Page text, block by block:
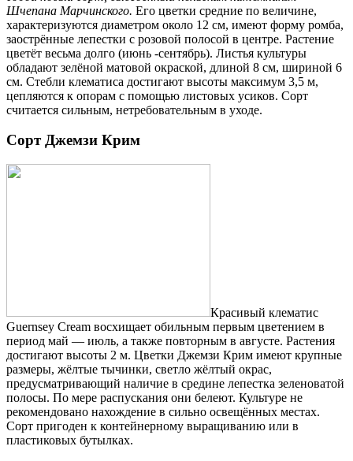
Шчепана Марчинского. Его цветки средние по величине,
характеризуются диаметром около 12 см, имеют форму ромба,
заострённые лепестки с розовой полосой в центре. Растение
цветёт весьма долго (июнь -сентябрь). Листья культуры
обладают зелёной матовой окраской, длиной 8 см, шириной 6
см. Стебли клематиса достигают высоты максимум 3,5 м,
цепляются к опорам с помощью листовых усиков. Сорт
считается сильным, нетребовательным в уходе.
Сорт Джемзи Крим
Красивый клематис
Guernsey Cream восхищает обильным первым цветением в
период май — июль, а также повторным в августе. Растения
достигают высоты 2 м. Цветки Джемзи Крим имеют крупные
размеры, жёлтые тычинки, светло жёлтый окрас,
предусматривающий наличие в средине лепестка зеленоватой
полосы. По мере распускания они белеют. Культуре не
рекомендовано нахождение в сильно освещённых местах.
Сорт пригоден к контейнерному выращиванию или в
пластиковых бутылках.